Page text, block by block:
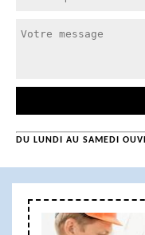
DU LUNDI AU SAMEDI